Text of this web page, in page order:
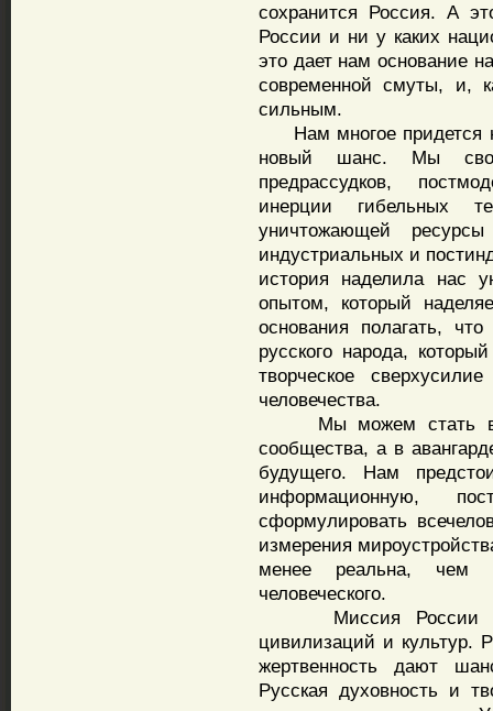
сохранится Россия. А
России и ни у каких
это дает нам основание
современной смуты, и,
сильным.
Нам многое придется
новый шанс. Мы
предрассудков,
инерции гибельных
уничтожающей
индустриальных и
история наделила нас
опытом, который
основания полагать,
русского народа,
творческое
человечества.
Мы можем стать в
сообщества, а в
будущего. Нам
информационную,
сформулировать
измерения
менее реальна, чем
человеческого.
Миссия России –
цивилизаций и культур.
жертвенность дают
Русская духовность и